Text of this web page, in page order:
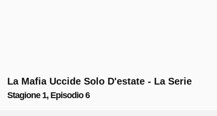
La Mafia Uccide Solo D'estate - La Serie
Stagione 1, Episodio 6